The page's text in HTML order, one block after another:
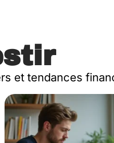
et tendances